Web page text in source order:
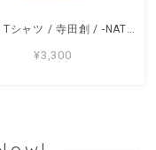
公正 / Tシャツ / 寺田創 / -NATURAL/ BANANA /WHITE-
¥3,300